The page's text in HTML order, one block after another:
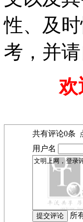
性、及
考，并
欢
共有评论0条
用户名
所